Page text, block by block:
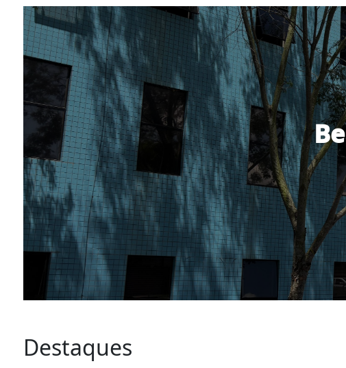
Destaques